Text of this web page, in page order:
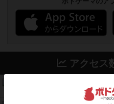
アクセス
1件の投稿